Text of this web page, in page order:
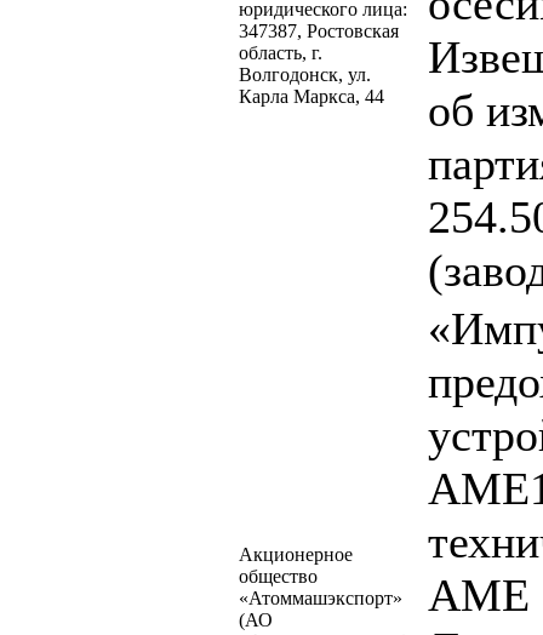
юридического лица:
347387, Ростовская
область, г.
Волгодонск, ул.
Карла Маркса, 44
об
Акционерное
общество
«Атоммашэкспорт»
(АО
АМЕ